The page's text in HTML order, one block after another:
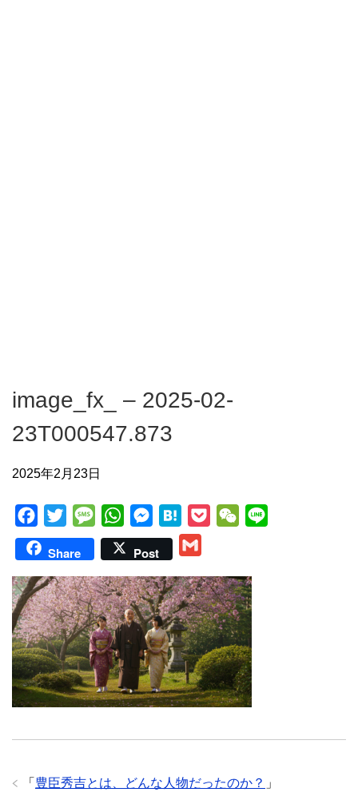
image_fx_ – 2025-02-
23T000547.873
2025年2月23日
a
c
e
b
o
o
k
w
i
t
t
e
r
M
e
s
s
a
g
e
W
h
a
t
s
A
p
e
s
s
e
n
g
e
r
a
t
e
n
a
k
e
t
W
h
a
Share Post
a
i
l
「 豊臣秀吉とは、どんな人物だったのか？ 」